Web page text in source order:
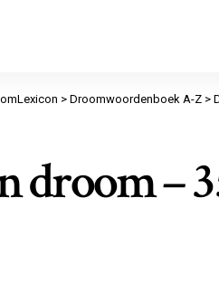
> Droomwoordenboek A-Z >
droom –